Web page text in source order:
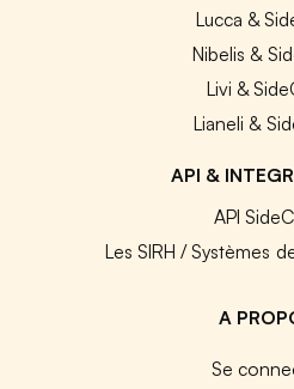
Lucca &
Nibelis &
Livi &
Lianeli &
API &
API
Les SIRH / Systèmes
A
Se